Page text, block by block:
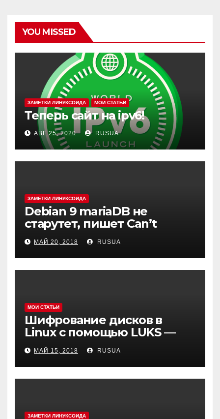
YOU MISSED
ЗАМЕТКИ ЛИНУКСОИДА МОИ СТАТЬИ
Теперь сайт на ipv6!
АВГ 25, 2020 RUSUA
ЗАМЕТКИ ЛИНУКСОИДА
Debian 9 mariaDB не
старутет, пишет Can’t
create test file или /mysqld:
Can’t change dir to
МАЙ 20, 2018 RUSUA
МОИ СТАТЬИ
Шифрование дисков в
Linux с помощью LUKS —
cryptsetup
МАЙ 15, 2018 RUSUA
ЗАМЕТКИ ЛИНУКСОИДА